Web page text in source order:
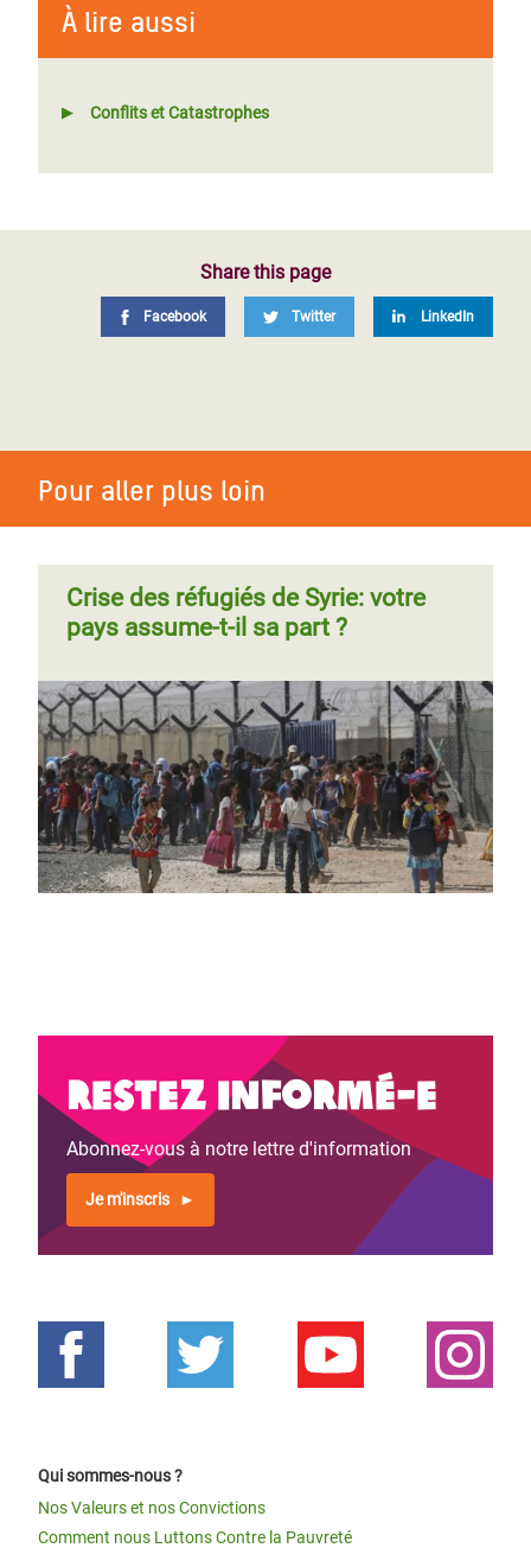
À lire aussi
Conflits et Catastrophes
Share this page
Facebook Twitter LinkedIn
Pour aller plus loin
Crise des réfugiés de Syrie: votre
pays assume-t-il sa part ?
Restez informé-e
Abonnez-vous à notre lettre d'information
Je m'inscris
Qui sommes-nous ?
Nos Valeurs et nos Convictions
Comment nous Luttons Contre la Pauvreté